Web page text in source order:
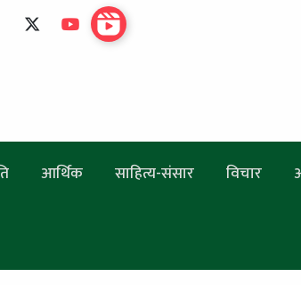
आर्थिक साहित्य-संसार विचार